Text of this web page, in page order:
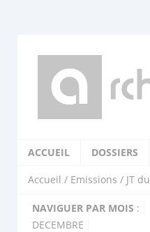
ACCUEIL DOSSIERS
Accueil / Emissions / JT du
NAVIGUER PAR MOIS :
DECEMBRE